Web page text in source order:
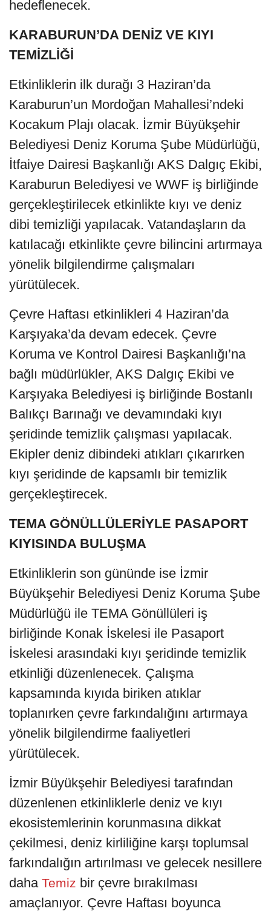
hedeflenecek.
KARABURUN’DA DENİZ VE KIYI
TEMİZLİĞİ
Etkinliklerin ilk durağı 3 Haziran’da
Karaburun’un Mordoğan Mahallesi’ndeki
Kocakum Plajı olacak. İzmir Büyükşehir
Belediyesi Deniz Koruma Şube Müdürlüğü,
İtfaiye Dairesi Başkanlığı AKS Dalgıç Ekibi,
Karaburun Belediyesi ve WWF iş birliğinde
gerçekleştirilecek etkinlikte kıyı ve deniz
dibi temizliği yapılacak. Vatandaşların da
katılacağı etkinlikte çevre bilincini artırmaya
yönelik bilgilendirme çalışmaları
yürütülecek.
Çevre Haftası etkinlikleri 4 Haziran’da
Karşıyaka’da devam edecek. Çevre
Koruma ve Kontrol Dairesi Başkanlığı’na
bağlı müdürlükler, AKS Dalgıç Ekibi ve
Karşıyaka Belediyesi iş birliğinde Bostanlı
Balıkçı Barınağı ve devamındaki kıyı
şeridinde temizlik çalışması yapılacak.
Ekipler deniz dibindeki atıkları çıkarırken
kıyı şeridinde de kapsamlı bir temizlik
gerçekleştirecek.
TEMA GÖNÜLLÜLERİYLE PASAPORT
KIYISINDA BULUŞMA
Etkinliklerin son gününde ise İzmir
Büyükşehir Belediyesi Deniz Koruma Şube
Müdürlüğü ile TEMA Gönüllüleri iş
birliğinde Konak İskelesi ile Pasaport
İskelesi arasındaki kıyı şeridinde temizlik
etkinliği düzenlenecek. Çalışma
kapsamında kıyıda biriken atıklar
toplanırken çevre farkındalığını artırmaya
yönelik bilgilendirme faaliyetleri
yürütülecek.
İzmir Büyükşehir Belediyesi tarafından
düzenlenen etkinliklerle deniz ve kıyı
ekosistemlerinin korunmasına dikkat
çekilmesi, deniz kirliliğine karşı toplumsal
farkındalığın artırılması ve gelecek nesillere
daha Temiz bir çevre bırakılması
amaçlanıyor. Çevre Haftası boyunca